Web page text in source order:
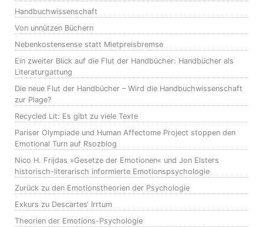
Handbuchwissenschaft
Von unnützen Büchern
Nebenkostensense statt Mietpreisbremse
Ein zweiter Blick auf die Flut der Handbücher: Handbücher als
Literaturgattung
Die neue Flut der Handbücher – Wird die Handbuchwissenschaft
zur Plage?
Recycled Lit: Es gibt zu viele Texte
Pariser Olympiade und Human Affectome Project stoppen den
Emotional Turn auf Rsozblog
Nico H. Frijdas »Gesetze der Emotionen« und Jon Elsters
historisch-literarisch informierte Emotionspsychologie
Zurück zu den Emotionstheorien der Psychologie
Exkurs zu Descartes‘ Irrtum
Theorien der Emotions-Psychologie